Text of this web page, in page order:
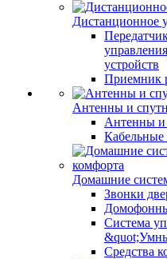
Дистанционное
устройств
Приемник
Антенны и
Антенны и
Кабельные
Домашние
Звонки
Система
Средства